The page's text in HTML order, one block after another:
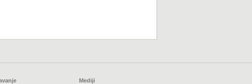
Mediji